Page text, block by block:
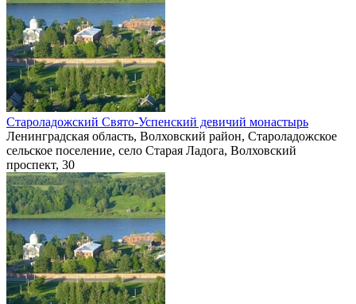
Староладожский Свято-Успенский девичий монастырь
Ленинградская область, Волховский район, Староладожское
сельское поселение, село Старая Ладога, Волховский
проспект, 30